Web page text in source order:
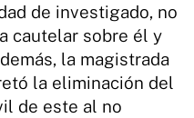
de investigado, no
cautelar sobre él y
la magistrada
la eliminación del
de este al no